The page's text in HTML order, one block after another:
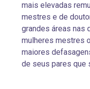
mais elevadas
mestres e de
grandes áreas nas
mulheres mestres
maiores
de seus pares que